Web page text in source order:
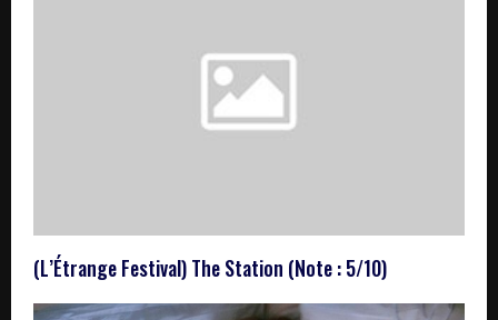
(L’Étrange Festival) The Station (Note : 5/10)